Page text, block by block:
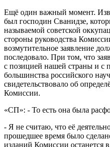
Ещё один важный момент.
был господин Сванидзе,
называемой советской
стороны руководства
возмутительное заявление
последовало. При том, что
с позицией нашей страны и с
большинства российского
свидетельствовало об
Комиссии.
«СП»: - То есть она была
- Я не считаю, что её
прошедшее время было
изданий Комиссии останется